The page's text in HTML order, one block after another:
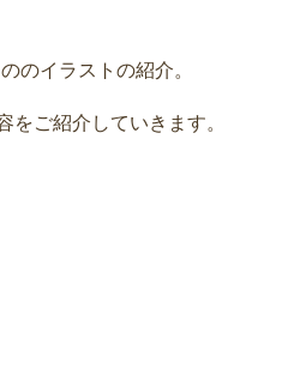
のイラストの紹介。
ご紹介していきます。